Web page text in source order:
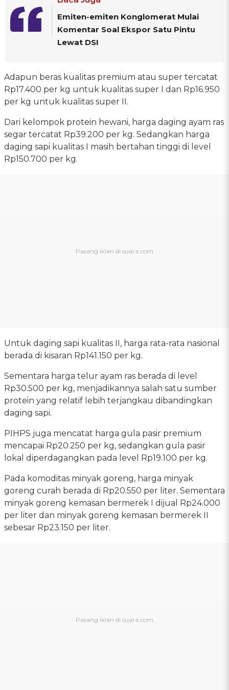
Emiten-emiten Konglomerat Mulai
Komentar Soal Ekspor Satu Pintu
Lewat DSI
Adapun beras kualitas premium atau super tercatat
Rp17.400 per kg untuk kualitas super I dan Rp16.950
per kg untuk kualitas super II.
Dari kelompok protein hewani, harga daging ayam ras
segar tercatat Rp39.200 per kg. Sedangkan harga
daging sapi kualitas I masih bertahan tinggi di level
Rp150.700 per kg.
Untuk daging sapi kualitas II, harga rata-rata nasional
berada di kisaran Rp141.150 per kg.
Sementara harga telur ayam ras berada di level
Rp30.500 per kg, menjadikannya salah satu sumber
protein yang relatif lebih terjangkau dibandingkan
daging sapi.
PIHPS juga mencatat harga gula pasir premium
mencapai Rp20.250 per kg, sedangkan gula pasir
lokal diperdagangkan pada level Rp19.100 per kg.
Pada komoditas minyak goreng, harga minyak
goreng curah berada di Rp20.550 per liter. Sementara
minyak goreng kemasan bermerek I dijual Rp24.000
per liter dan minyak goreng kemasan bermerek II
sebesar Rp23.150 per liter.